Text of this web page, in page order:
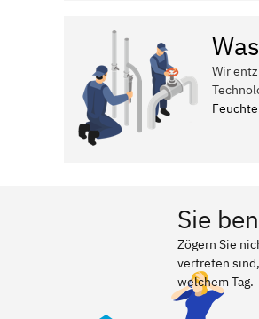
Wir
Sie
Zögern Sie
vertreten
welchem Tag.